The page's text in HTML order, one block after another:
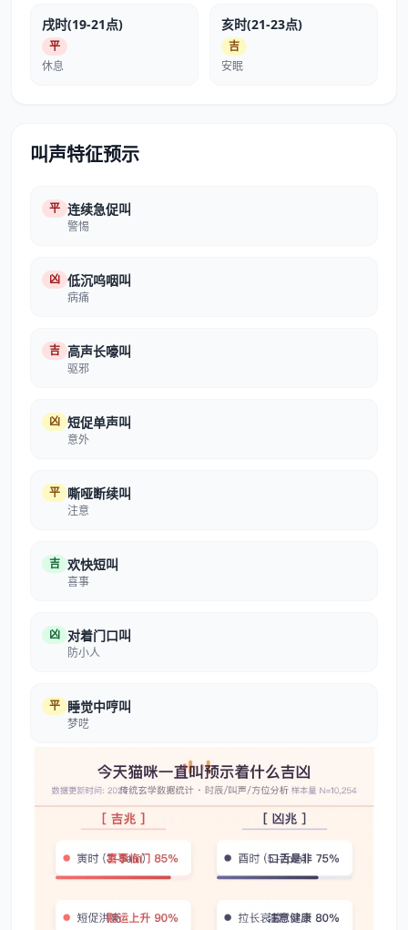
戌时(19-21点)
平
休息
亥时(21-23点)
吉
安眠
叫声特征预示
平 连续急促叫
警惕
凶 低沉呜咽叫
病痛
吉 高声长嚎叫
驱邪
凶 短促单声叫
意外
平 嘶哑断续叫
注意
吉 欢快短叫
喜事
凶 对着门口叫
防小人
平 睡觉中哼叫
梦呓